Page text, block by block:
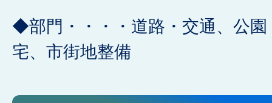
◆部門・・・・道路・交通、公園
宅、市街地整備